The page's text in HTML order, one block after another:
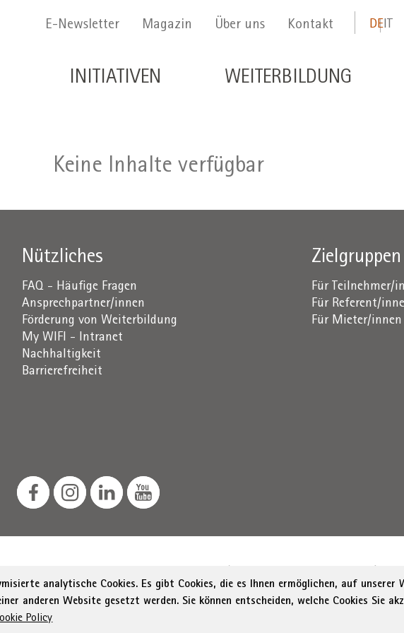
Menu Secondario
E-Newsletter Magazin Über uns Kontakt DEIT
Navigazione principale de
INITIATIVEN WEITERBILDUNG
Keine Inhalte verfügbar
Nützliches
FAQ - Häufige Fragen
Ansprechpartner/innen
Förderung von Weiterbildung
My WIFI - Intranet
Nachhaltigkeit
Barrierefreiheit
Zielgruppen
Für Teilnehmer/
Für Referent/
Für Mieter/innen
Menu Footer
zur Barrierefreiheit
analytische Cookies. Es gibt Cookies, die es Ihnen ermöglichen, auf unserer
anderen Website gesetzt werden. Sie können entscheiden, welche Cookies Sie
Policy